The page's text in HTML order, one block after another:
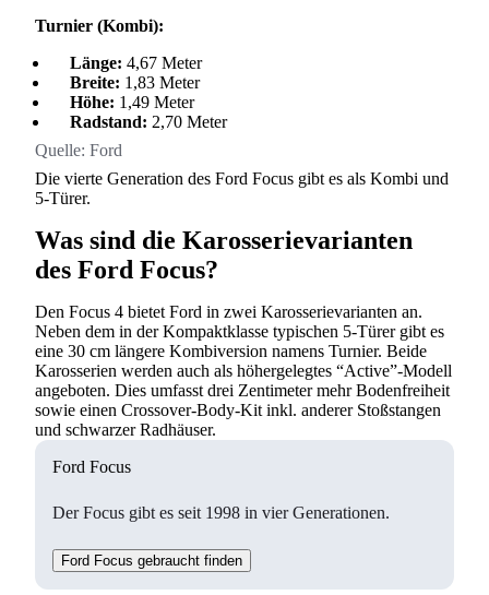
Turnier (Kombi):
Länge: 4,67 Meter
Breite: 1,83 Meter
Höhe: 1,49 Meter
Radstand: 2,70 Meter
Quelle: Ford
Die vierte Generation des Ford Focus gibt es als Kombi und
5-Türer.
Was sind die Karosserievarianten
des Ford Focus?
Den Focus 4 bietet Ford in zwei Karosserievarianten an.
Neben dem in der Kompaktklasse typischen 5-Türer gibt es
eine 30 cm längere Kombiversion namens Turnier. Beide
Karosserien werden auch als höhergelegtes “Active”-Modell
angeboten. Dies umfasst drei Zentimeter mehr Bodenfreiheit
sowie einen Crossover-Body-Kit inkl. anderer Stoßstangen
und schwarzer Radhäuser.
Ford Focus
Der Focus gibt es seit 1998 in vier Generationen.
Ford Focus gebraucht finden